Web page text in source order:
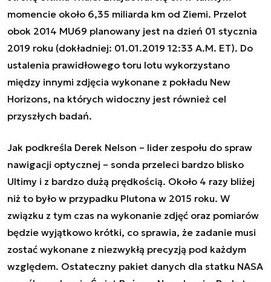
momencie około 6,35 miliarda km od Ziemi. Przelot
obok 2014 MU69 planowany jest na dzień 01 stycznia
2019 roku (dokładniej: 01.01.2019 12:33 A.M. ET). Do
ustalenia prawidłowego toru lotu wykorzystano
między innymi zdjęcia wykonane z pokładu New
Horizons, na których widoczny jest również cel
przyszłych badań.
Jak podkreśla Derek Nelson – lider zespołu do spraw
nawigacji optycznej – sonda przeleci bardzo blisko
Ultimy i z bardzo dużą prędkością. Około 4 razy bliżej
niż to było w przypadku Plutona w 2015 roku. W
związku z tym czas na wykonanie zdjęć oraz pomiarów
będzie wyjątkowo krótki, co sprawia, że zadanie musi
zostać wykonane z niezwykłą precyzją pod każdym
względem. Ostateczny pakiet danych dla statku NASA